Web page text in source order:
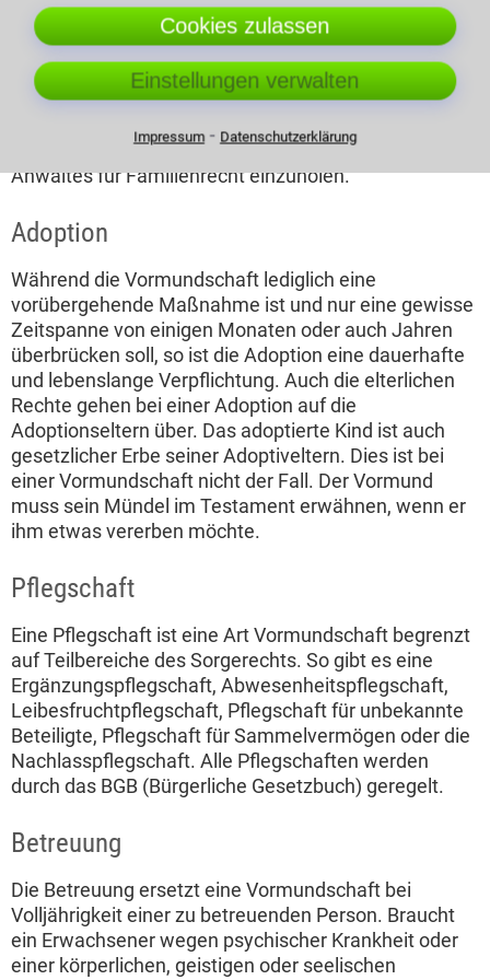
Vormundes durch die Eltern in ihrem Testament wird
grundsätzlich vom Gericht berücksichtigt. Ein
Familienrechtsanwalt kann durch seine
Fachkompetenz die Einhaltung aller rechtlich
notwendigen Formerfordernisse gewährleisten. Es
empfiehlt sich deshalb den Rat und die Hilfe eines
Anwaltes für Familienrecht einzuholen.
Adoption
Während die Vormundschaft lediglich eine
vorübergehende Maßnahme ist und nur eine gewisse
Zeitspanne von einigen Monaten oder auch Jahren
überbrücken soll, so ist die Adoption eine dauerhafte
und lebenslange Verpflichtung. Auch die elterlichen
Rechte gehen bei einer Adoption auf die
Adoptionseltern über. Das adoptierte Kind ist auch
gesetzlicher Erbe seiner Adoptiveltern. Dies ist bei
einer Vormundschaft nicht der Fall. Der Vormund
muss sein Mündel im Testament erwähnen, wenn er
ihm etwas vererben möchte.
Pflegschaft
Eine Pflegschaft ist eine Art Vormundschaft begrenzt
auf Teilbereiche des Sorgerechts. So gibt es eine
Ergänzungspflegschaft, Abwesenheitspflegschaft,
Leibesfruchtpflegschaft, Pflegschaft für unbekannte
Beteiligte, Pflegschaft für Sammelvermögen oder die
Nachlasspflegschaft. Alle Pflegschaften werden
durch das BGB (Bürgerliche Gesetzbuch) geregelt.
Betreuung
Die Betreuung ersetzt eine Vormundschaft bei
Volljährigkeit einer zu betreuenden Person. Braucht
ein Erwachsener wegen psychischer Krankheit oder
einer körperlichen, geistigen oder seelischen
Cookies zulassen
Einstellungen verwalten
Impressum⁃ Datenschutzerklärung